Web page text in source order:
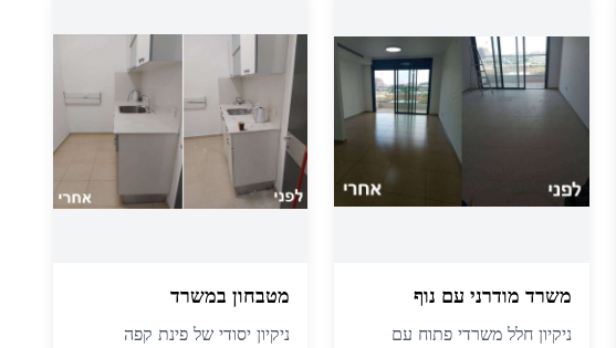
משרד מודרני עם נוף
ניקיון חלל משרדי פתוח עם
מטבחון במשרד
ניקיון יסודי של פינת קפה